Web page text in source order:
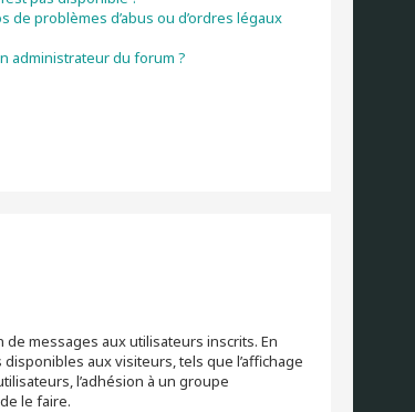
de problèmes d’abus ou d’ordres légaux
administrateur du forum ?
messages aux utilisateurs inscrits. En
aux visiteurs, tels que l’affichage
l’adhésion à un groupe
le faire.